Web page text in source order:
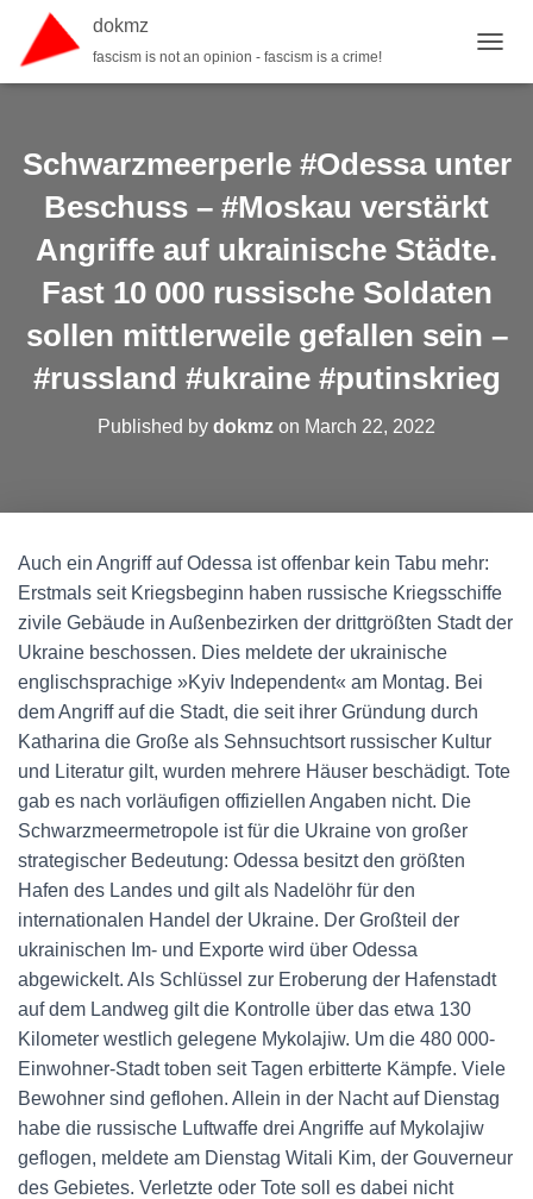
dokmz
fascism is not an opinion - fascism is a crime!
Schwarzmeerperle #Odessa unter
Beschuss – #Moskau verstärkt
Angriffe auf ukrainische Städte.
Fast 10 000 russische Soldaten
sollen mittlerweile gefallen sein –
#russland #ukraine #putinskrieg
Published by dokmz on March 22, 2022
Auch ein Angriff auf Odessa ist offenbar kein Tabu mehr:
Erstmals seit Kriegsbeginn haben russische Kriegsschiffe
zivile Gebäude in Außenbezirken der drittgrößten Stadt der
Ukraine beschossen. Dies meldete der ukrainische
englischsprachige »Kyiv Independent« am Montag. Bei
dem Angriff auf die Stadt, die seit ihrer Gründung durch
Katharina die Große als Sehnsuchtsort russischer Kultur
und Literatur gilt, wurden mehrere Häuser beschädigt. Tote
gab es nach vorläufigen offiziellen Angaben nicht. Die
Schwarzmeermetropole ist für die Ukraine von großer
strategischer Bedeutung: Odessa besitzt den größten
Hafen des Landes und gilt als Nadelöhr für den
internationalen Handel der Ukraine. Der Großteil der
ukrainischen Im- und Exporte wird über Odessa
abgewickelt. Als Schlüssel zur Eroberung der Hafenstadt
auf dem Landweg gilt die Kontrolle über das etwa 130
Kilometer westlich gelegene Mykolajiw. Um die 480 000-
Einwohner-Stadt toben seit Tagen erbitterte Kämpfe. Viele
Bewohner sind geflohen. Allein in der Nacht auf Dienstag
habe die russische Luftwaffe drei Angriffe auf Mykolajiw
geflogen, meldete am Dienstag Witali Kim, der Gouverneur
des Gebietes. Verletzte oder Tote soll es dabei nicht